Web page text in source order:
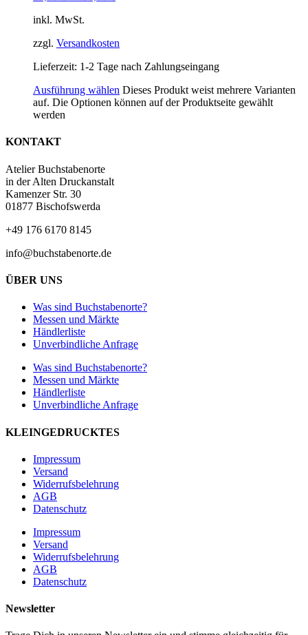
inkl. MwSt.
zzgl. Versandkosten
Lieferzeit: 1-2 Tage nach Zahlungseingang
Ausführung wählen Dieses Produkt weist mehrere Varianten
auf. Die Optionen können auf der Produktseite gewählt
werden
KONTAKT
Atelier Buchstabenorte
in der Alten Druckanstalt
Kamenzer Str. 30
01877 Bischofswerda
+49 176 6170 8145
info@buchstabenorte.de
ÜBER UNS
Was sind Buchstabenorte?
Messen und Märkte
Händlerliste
Unverbindliche Anfrage
Was sind Buchstabenorte?
Messen und Märkte
Händlerliste
Unverbindliche Anfrage
KLEINGEDRUCKTES
Impressum
Versand
Widerrufsbelehrung
AGB
Datenschutz
Impressum
Versand
Widerrufsbelehrung
AGB
Datenschutz
Newsletter